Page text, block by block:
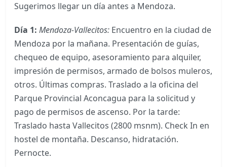
Sugerimos llegar un día antes a Mendoza.
Día 1: Mendoza-Vallecitos: Encuentro en la ciudad de
Mendoza por la mañana. Presentación de guías,
chequeo de equipo, asesoramiento para alquiler,
impresión de permisos, armado de bolsos muleros,
otros. Últimas compras. Traslado a la oficina del
Parque Provincial Aconcagua para la solicitud y
pago de permisos de ascenso. Por la tarde:
Traslado hasta Vallecitos (2800 msnm). Check In en
hostel de montaña. Descanso, hidratación.
Pernocte.